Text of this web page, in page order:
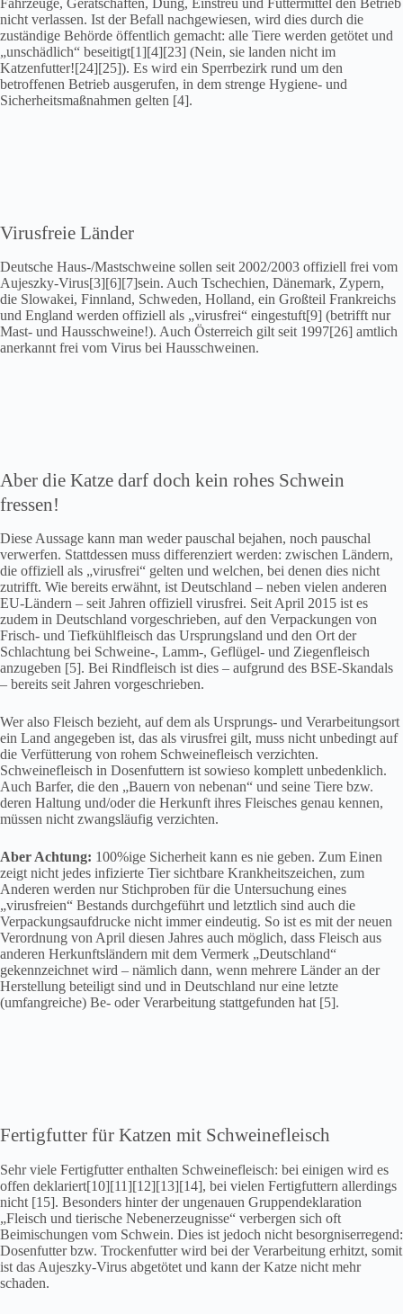
Fahrzeuge, Gerätschaften, Dung, Einstreu und Futtermittel den Betrieb
nicht verlassen. Ist der Befall nachgewiesen, wird dies durch die
zuständige Behörde öffentlich gemacht: alle Tiere werden getötet und
„unschädlich“ beseitigt[1][4][23] (Nein, sie landen nicht im
Katzenfutter![24][25]). Es wird ein Sperrbezirk rund um den
betroffenen Betrieb ausgerufen, in dem strenge Hygiene- und
Sicherheitsmaßnahmen gelten [4].
Virusfreie Länder
Deutsche Haus-/Mastschweine sollen seit 2002/2003 offiziell frei vom
Aujeszky-Virus[3][6][7]sein. Auch Tschechien, Dänemark, Zypern,
die Slowakei, Finnland, Schweden, Holland, ein Großteil Frankreichs
und England werden offiziell als „virusfrei“ eingestuft[9] (betrifft nur
Mast- und Hausschweine!). Auch Österreich gilt seit 1997[26] amtlich
anerkannt frei vom Virus bei Hausschweinen.
Aber die Katze darf doch kein rohes Schwein
fressen!
Diese Aussage kann man weder pauschal bejahen, noch pauschal
verwerfen. Stattdessen muss differenziert werden: zwischen Ländern,
die offiziell als „virusfrei“ gelten und welchen, bei denen dies nicht
zutrifft. Wie bereits erwähnt, ist Deutschland – neben vielen anderen
EU-Ländern – seit Jahren offiziell virusfrei. Seit April 2015 ist es
zudem in Deutschland vorgeschrieben, auf den Verpackungen von
Frisch- und Tiefkühlfleisch das Ursprungsland und den Ort der
Schlachtung bei Schweine-, Lamm-, Geflügel- und Ziegenfleisch
anzugeben [5]. Bei Rindfleisch ist dies – aufgrund des BSE-Skandals
– bereits seit Jahren vorgeschrieben.
Wer also Fleisch bezieht, auf dem als Ursprungs- und Verarbeitungsort
ein Land angegeben ist, das als virusfrei gilt, muss nicht unbedingt auf
die Verfütterung von rohem Schweinefleisch verzichten.
Schweinefleisch in Dosenfuttern ist sowieso komplett unbedenklich.
Auch Barfer, die den „Bauern von nebenan“ und seine Tiere bzw.
deren Haltung und/oder die Herkunft ihres Fleisches genau kennen,
müssen nicht zwangsläufig verzichten.
Aber Achtung: 100%ige Sicherheit kann es nie geben. Zum Einen
zeigt nicht jedes infizierte Tier sichtbare Krankheitszeichen, zum
Anderen werden nur Stichproben für die Untersuchung eines
„virusfreien“ Bestands durchgeführt und letztlich sind auch die
Verpackungsaufdrucke nicht immer eindeutig. So ist es mit der neuen
Verordnung von April diesen Jahres auch möglich, dass Fleisch aus
anderen Herkunftsländern mit dem Vermerk „Deutschland“
gekennzeichnet wird – nämlich dann, wenn mehrere Länder an der
Herstellung beteiligt sind und in Deutschland nur eine letzte
(umfangreiche) Be- oder Verarbeitung stattgefunden hat [5].
Fertigfutter für Katzen mit Schweinefleisch
Sehr viele Fertigfutter enthalten Schweinefleisch: bei einigen wird es
offen deklariert[10][11][12][13][14], bei vielen Fertigfuttern allerdings
nicht [15]. Besonders hinter der ungenauen Gruppendeklaration
„Fleisch und tierische Nebenerzeugnisse“ verbergen sich oft
Beimischungen vom Schwein. Dies ist jedoch nicht besorgniserregend:
Dosenfutter bzw. Trockenfutter wird bei der Verarbeitung erhitzt, somit
ist das Aujeszky-Virus abgetötet und kann der Katze nicht mehr
schaden.